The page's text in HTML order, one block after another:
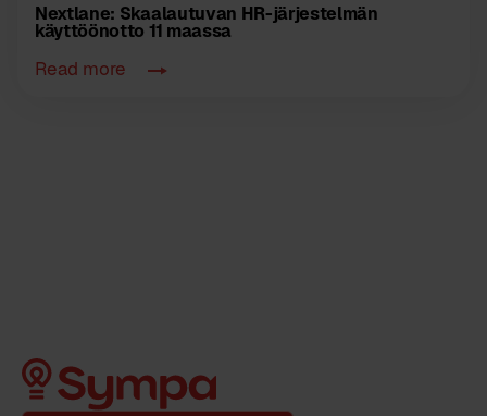
Nextlane: Skaalautuva​n​ HR-järjestelmä​n
käyttöönotto​ 11 ​maassa
Read more